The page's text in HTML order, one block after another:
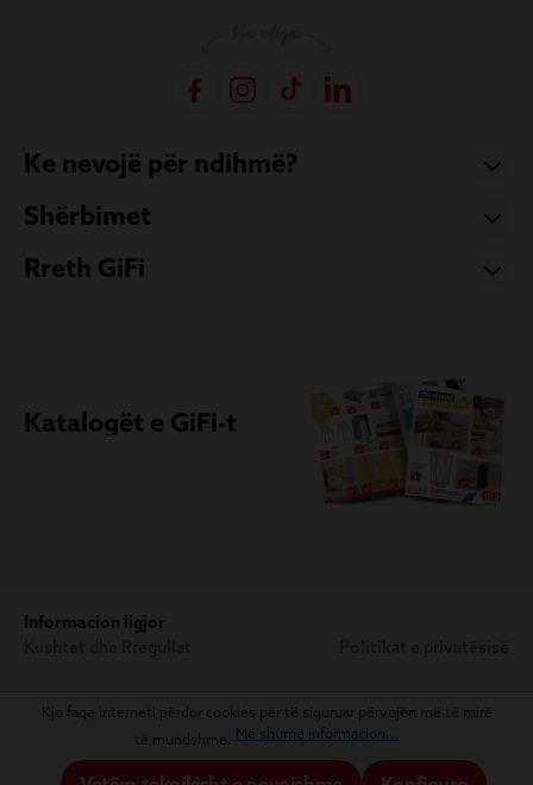
Ke nevojë për ndihmë?
Shërbimet
Rreth GiFi
Katalogët e GiFi-t
Informacion ligjor
Kjo faqe interneti përdor cookies për të siguruar përvojën më të mirë
të mundshme. Më shumë informacion...